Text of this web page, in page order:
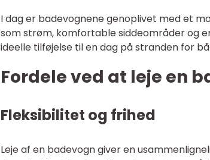
I dag er badevognene genoplivet med et
som strøm, komfortable siddeområder og
ideelle tilføjelse til en dag på stranden for
Fordele ved at leje en
Fleksibilitet og frihed
Leje af en badevogn giver en